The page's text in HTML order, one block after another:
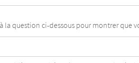
la question ci-dessous pour montrer que